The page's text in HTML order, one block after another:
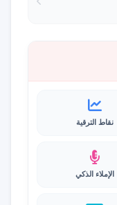
نقاط الترقية
الإملاء الذكي